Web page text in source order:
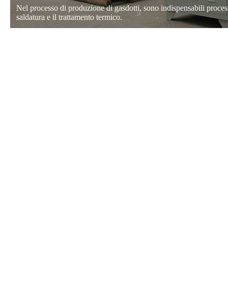
Nel processo di produzione di gasdotti, sono indispensabili
saldatura e il trattamento termico.